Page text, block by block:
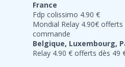
France
Fdp colissimo 4.90 €
Mondial Relay 4.90€ offerts
commande
Belgique, Luxembourg,
Relay 4.90 € offerts dès 49